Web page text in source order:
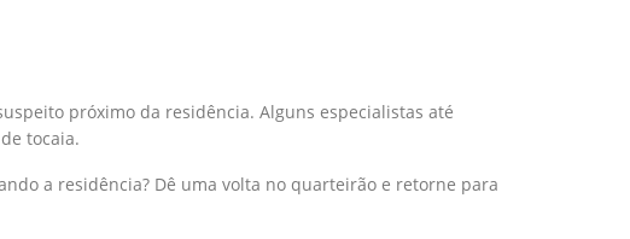
próximo da residência. Alguns especialistas até
tocaia.
a residência? Dê uma volta no quarteirão e retorne para